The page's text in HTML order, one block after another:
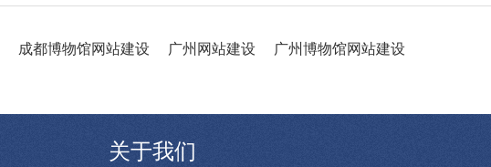
成都博物馆网站建设 广州网站建设
广州博物馆网站建设
关于我们